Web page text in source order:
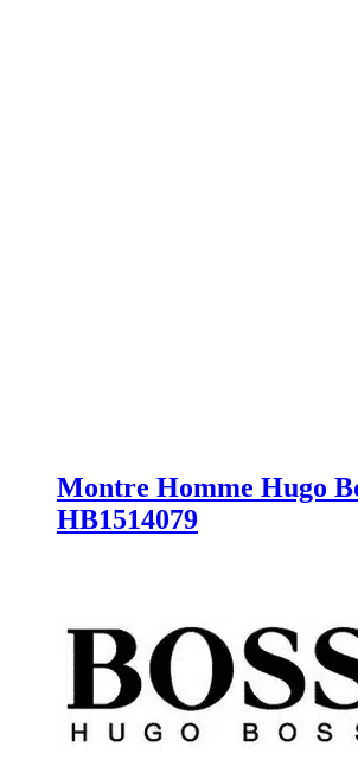
Montre Homme Hugo
HB1514079